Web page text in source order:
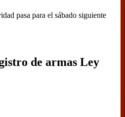
pasa para el sábado siguiente
de armas Ley